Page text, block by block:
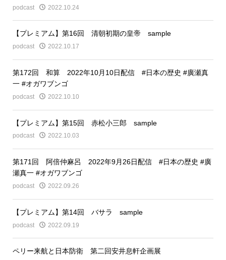
podcast 2022.10.24
【プレミアム】第16回 清朝初期の皇帝 sample
podcast 2022.10.17
第172回 和算 2022年10月10日配信 #日本の歴史 #廣瀬真
一 #オガワブンゴ
podcast 2022.10.10
【プレミアム】第15回 赤松小三郎 sample
podcast 2022.10.03
第171回 阿倍仲麻呂 2022年9月26日配信 #日本の歴史 #廣
瀬真一 #オガワブンゴ
podcast 2022.09.26
【プレミアム】第14回 バサラ sample
podcast 2022.09.19
ペリー来航と日本防衛 第二回安井息軒企画展